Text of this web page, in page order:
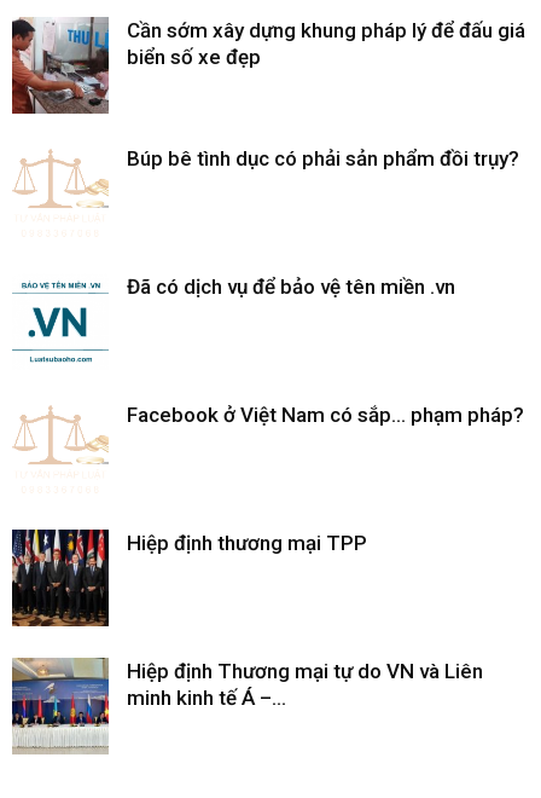
Cần sớm xây dựng khung pháp lý để đấu giá
biển số xe đẹp
Búp bê tình dục có phải sản phẩm đồi trụy?
Đã có dịch vụ để bảo vệ tên miền .vn
Facebook ở Việt Nam có sắp… phạm pháp?
Hiệp định thương mại TPP
Hiệp định Thương mại tự do VN và Liên
minh kinh tế Á –...